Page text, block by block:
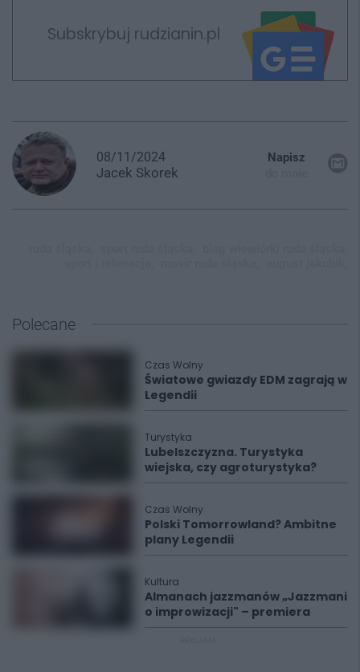
Subskrybuj rudzianin.pl
08/11/2024
Jacek Skorek
Napisz
Polecane
Czas Wolny
Światowe gwiazdy EDM zagrają w
Legendii
Turystyka
Lubelszczyzna. Turystyka
wiejska, czy agroturystyka?
Czas Wolny
Polski Tomorrowland? Ambitne
plany Legendii
Kultura
Almanach jazzmanów „Jazzmani
o improwizacji" – premiera